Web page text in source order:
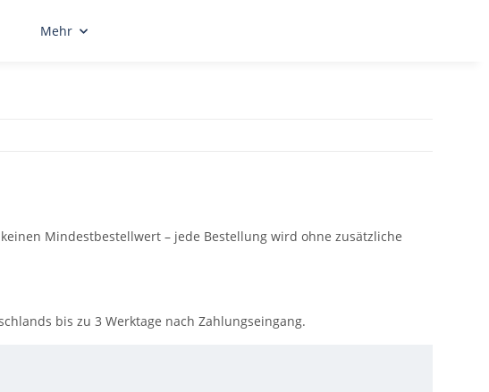
Mehr
Mindestbestellwert – jede Bestellung wird ohne zusätzliche
bis zu 3 Werktage nach Zahlungseingang.